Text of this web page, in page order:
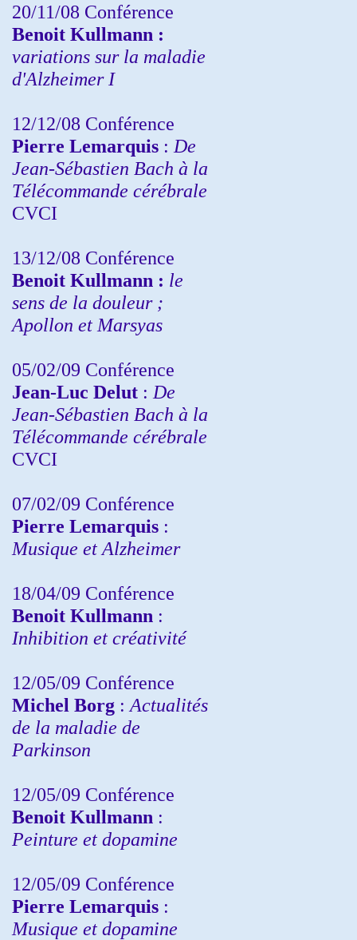
20/11/08 Conférence
Benoit Kullmann :
variations sur la maladie
d'Alzheimer I
12/12/08 Conférence
Pierre Lemarquis : De
Jean-Sébastien Bach à la
Télécommande cérébrale
CVCI
13/12/08 Conférence
Benoit Kullmann : le
sens de la douleur ;
Apollon et Marsyas
05/02/09 Conférence
Jean-Luc Delut : De
Jean-Sébastien Bach à la
Télécommande cérébrale
CVCI
07/02/09 Conférence
Pierre Lemarquis :
Musique et Alzheimer
18/04/09 Conférence
Benoit Kullmann :
Inhibition et créativité
12/05/09 Conférence
Michel Borg : Actualités
de la maladie de
Parkinson
12/05/09 Conférence
Benoit Kullmann :
Peinture et dopamine
12/05/09 Conférence
Pierre Lemarquis :
Musique et dopamine